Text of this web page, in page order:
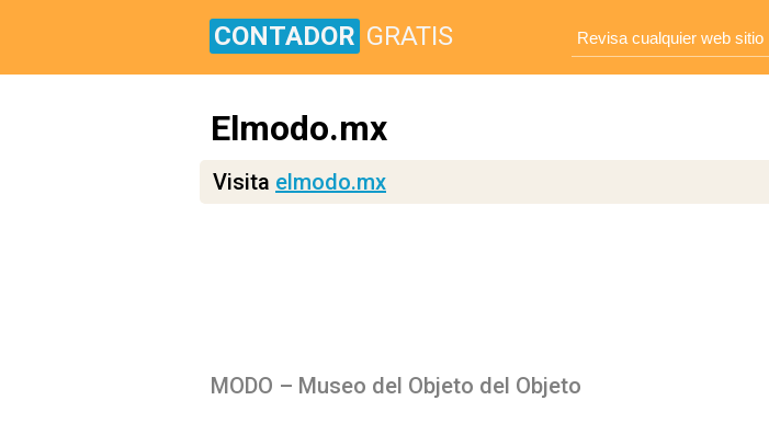
CONTADOR GRATIS
Elmodo.mx
Visita elmodo.mx
MODO – Museo del Objeto del Objeto